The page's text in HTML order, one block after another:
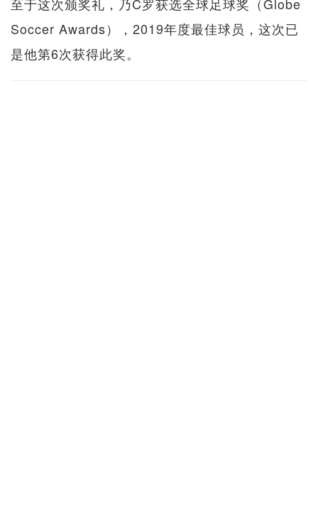
Soccer Awards），2019年度最佳球员，这次已
是他第6次获得此奖。